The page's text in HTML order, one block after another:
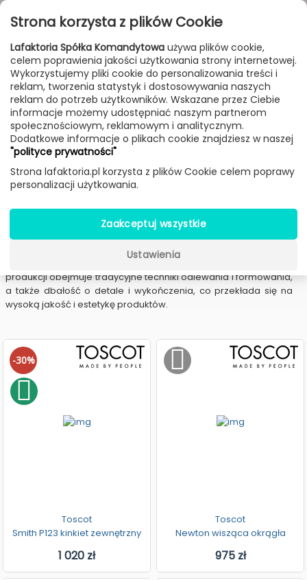
Przejdź do treści
FILTROWANIE & SORTOWANIE
Lampy Producenci Toscot
Lampy Toscot
FirmaToscotspecjalizuje się wręcznie wytwarzanych
produktachopartych na tradycyjnych formach artystycznego
Toscot czerpie inspirację z bogatej historii toskańskiego
rzemiosła, szczególnie w obróbce
Każda lampa jest tworzona ręcznie przez lokalnych
produkcji obejmuje tradycyjne techniki odlewania i formowania,
a także dbałość o detale i wykończenia, co przekłada się na
wysoką jakość i estetykę produktów.
-30%
Toscot
Smith P123 kinkiet zewnętrzny
1 020 zł
Toscot
Newton wisząca okrągła
975 zł
Strona korzysta z plików Cookie
Lafaktoria Spółka Komandytowa używa plików cookie,
celem poprawienia jakości użytkowania strony internetowej.
Wykorzystujemy pliki cookie do personalizowania treści i
reklam, tworzenia statystyk i dostosowywania naszych
reklam do potrzeb użytkowników. Wskazane przez Ciebie
informacje możemy udostępniać naszym partnerom
społecznościowym, reklamowym i analitycznym.
Dodatkowe informacje o plikach cookie znajdziesz w naszej
"polityce prywatności"
Strona lafaktoria.pl korzysta z plików Cookie celem poprawy
personalizacji użytkowania.
Zaakceptuj wszystkie
Ustawienia